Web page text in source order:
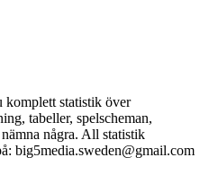
komplett statistik över
tabeller, spelscheman,
några. All statistik
big5media.sweden@gmail.com